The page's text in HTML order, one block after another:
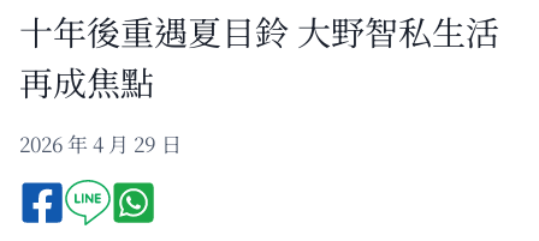
十年後重遇夏目鈴 大野智私生活
再成焦點
2026 年 4 月 29 日